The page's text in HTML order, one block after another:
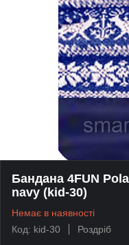
Бандана 4FUN
navy (kid-30)
Немає в наявності
Код: kid-30
Роздріб